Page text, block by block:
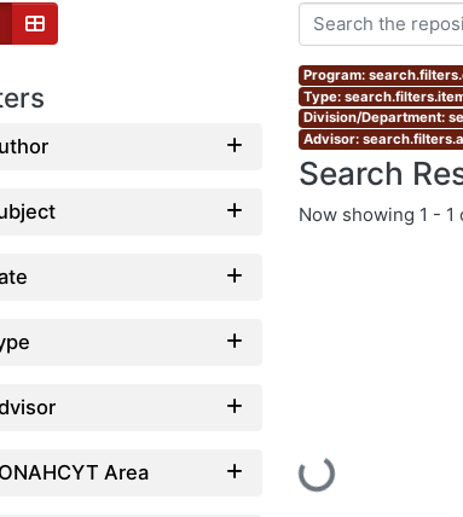
Area
Program:
Type:
Division/Department:
Advisor:
Search
Now showing 1 - 1
Loading...